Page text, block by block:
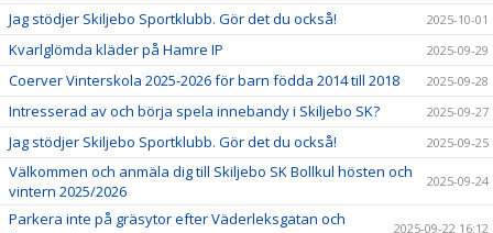
Jag stödjer Skiljebo Sportklubb. Gör det du också! 2025-10-01
Kvarlglömda kläder på Hamre IP 2025-09-29
Coerver Vinterskola 2025-2026 för barn födda 2014 till 2018 2025-09-28
Intresserad av och börja spela innebandy i Skiljebo SK? 2025-09-27
Jag stödjer Skiljebo Sportklubb. Gör det du också! 2025-09-25
Välkommen och anmäla dig till Skiljebo SK Bollkul hösten och
vintern 2025/2026
2025-09-24
Parkera inte på gräsytor efter Väderleksgatan och
2025-09-22 16:12